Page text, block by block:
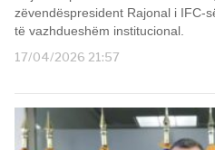
zëvendëspresident Rajonal i IFC-
të vazhdueshëm institucional.
17/04/2026 21:57